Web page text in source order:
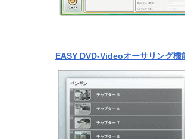
EASY DVD-Videoオーサリング